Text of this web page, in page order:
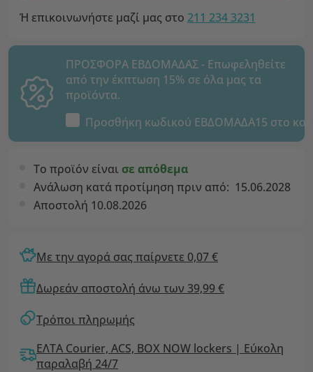
Ή επικοινωνήστε μαζί μας στο 211 234 3231
ΠΡΟΣΦΟΡΑ ΕΒΔΟΜΑΔΑΣ - Επωφεληθείτε
από την έκπτωση 15% σε όλα μας τα
προϊόντα.
Προσθήκη κωδικού ΕΒΔΟΜΑΔΑ15 στο
Το προϊόν είναι σε απόθεμα
Ανάλωση κατά προτίμηση πριν από: 15.06.2028
Αποστολή 10.08.2026
Με την αγορά σας παίρνετε 0,07 €
Δωρεάν αποστολή άνω των 39,99 €
Τρόποι πληρωμής
ΕΛΤΑ Courier, ACS, BOX NOW lockers | Εύκολη
παραλαβή 24/7